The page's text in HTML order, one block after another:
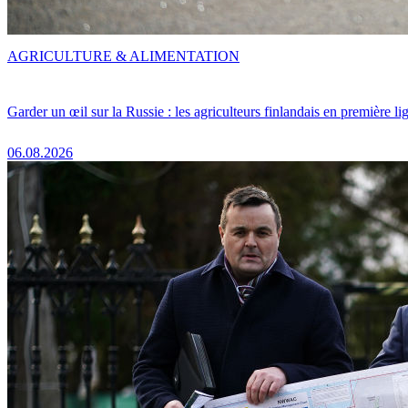
Garder un œil sur la Russie : les agriculteurs finlandais en première
06.08.2026
AGRICULTURE & ALIMENTATION